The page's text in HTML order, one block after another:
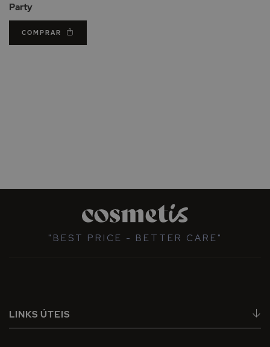
Party
COMPRAR
"BEST PRICE - BETTER CARE"
LINKS ÚTEIS